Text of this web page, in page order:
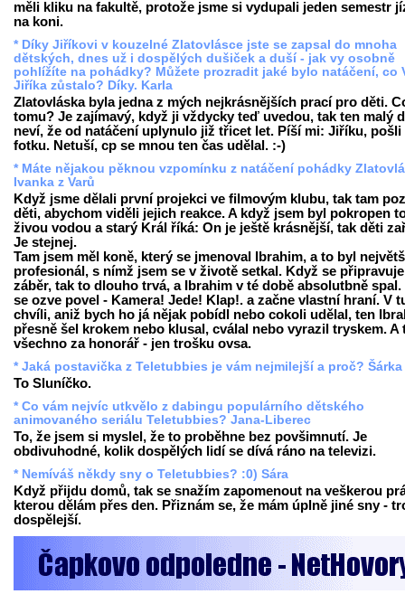
měli kliku na fakultě, protože jsme si vydupali jeden semestr
na koni.
* Díky Jiříkovi v kouzelné Zlatovlásce jste se zapsal do mnoha
dětských, dnes už i dospělých dušiček a duší - jak vy osobně
pohlížíte na pohádky? Můžete prozradit jaké bylo natáčení, co
Jiříka zůstalo? Díky. Karla
Zlatovláska byla jedna z mých nejkrásnějších prací pro děti.
tomu? Je zajímavý, když ji vždycky teď uvedou, tak ten malý
neví, že od natáčení uplynulo již třicet let. Píší mi: Jiříku, pošli
fotku. Netuší, cp se mnou ten čas udělal. :-)
* Máte nějakou pěknou vzpomínku z natáčení pohádky
Ivanka z Varů
Když jsme dělali první projekci ve filmovým klubu, tak tam
děti, abychom viděli jejich reakce. A když jsem byl pokropen
živou vodou a starý Král říká: On je ještě krásnější, tak děti
Je stejnej.
Tam jsem měl koně, který se jmenoval Ibrahim, a to byl
profesionál, s nímž jsem se v životě setkal. Když se připravuje
záběr, tak to dlouho trvá, a Ibrahim v té době absolutbně spal.
se ozve povel - Kamera! Jede! Klap!. a začne vlastní hraní. V
chvíli, aniž bych ho já nějak pobídl nebo cokoli udělal, ten
přesně šel krokem nebo klusal, cválal nebo vyrazil tryskem. A
všechno za honorář - jen trošku ovsa.
* Jaká postavička z Teletubbies je vám nejmilejší a proč? Šárka
To Sluníčko.
* Co vám nejvíc utkvělo z dabingu populárního dětského
animovaného seriálu Teletubbies? Jana-Liberec
To, že jsem si myslel, že to proběhne bez povšimnutí. Je
obdivuhodné, kolik dospělých lidí se dívá ráno na televizi.
* Nemíváš někdy sny o Teletubbies? :0) Sára
Když přijdu domů, tak se snažím zapomenout na veškerou
kterou dělám přes den. Přiznám se, že mám úplně jiné sny -
dospělejší.